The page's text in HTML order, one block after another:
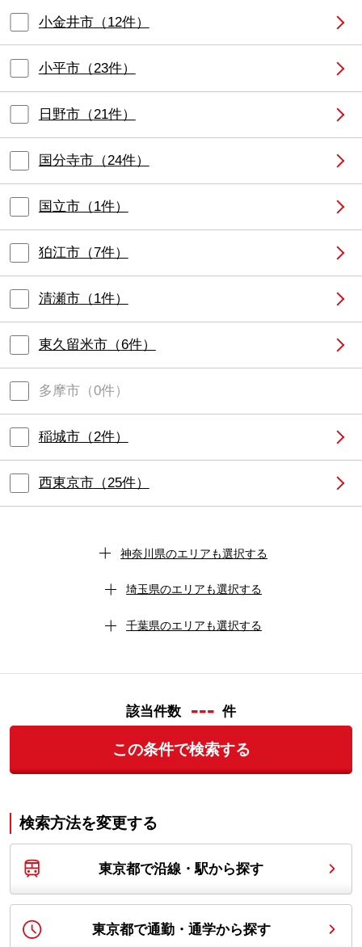
小金井市（12件）
小平市（23件）
日野市（21件）
国分寺市（24件）
国立市（1件）
狛江市（7件）
清瀬市（1件）
東久留米市（6件）
多摩市 （0件）
稲城市（2件）
西東京市（25件）
神奈川県のエリアも選択する
埼玉県のエリアも選択する
千葉県のエリアも選択する
該当件数 --- 件
この条件で検索する
検索方法を変更する
東京都で沿線・駅から探す
東京都で通勤・通学から探す